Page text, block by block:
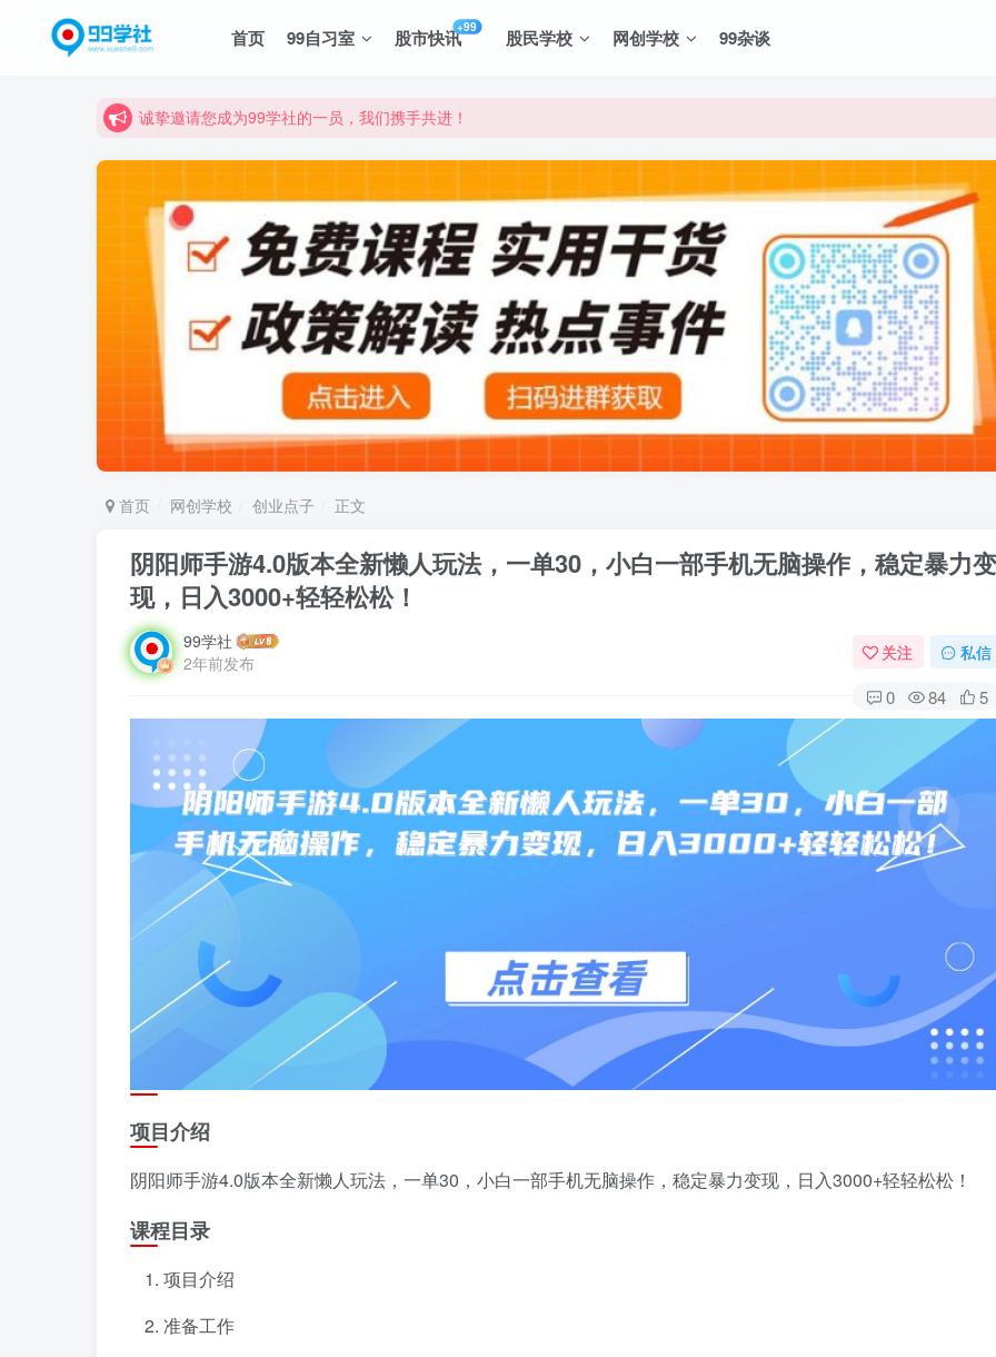
首页 99自习室 股市快讯+99 股民学校 网创学校 99杂谈
诚挚邀请您成为99学社的一员，我们携手共进！
诚挚邀请您成为99学社的一员，我们携手共进！
学习路上不孤独，99学社与你同行！分享全网优质VIP资源，炒股教程、创业教程、网络营销教程、自媒体短视频教程等，长
首页 网创学校 创业点子 正文
阴阳师手游4.0版本全新懒人玩法，一单30，小白一部手机无脑操作，稳定暴力变
现，日入3000+轻轻松松！
99学社
2年前发布
关注 私信
0 84 5
项目介绍
阴阳师手游4.0版本全新懒人玩法，一单30，小白一部手机无脑操作，稳定暴力变现，日入3000+轻轻松松！
课程目录
项目介绍
准备工作